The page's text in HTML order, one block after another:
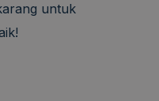
untuk